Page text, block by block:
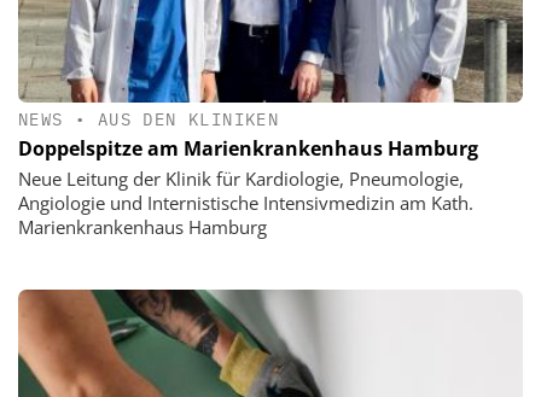
NEWS • AUS DEN KLINIKEN
Doppelspitze am Marienkrankenhaus Hamburg
Neue Leitung der Klinik für Kardiologie, Pneumologie,
Angiologie und Internistische Intensivmedizin am Kath.
Marienkrankenhaus Hamburg